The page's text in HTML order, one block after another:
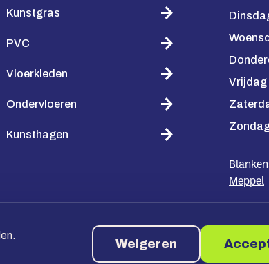
Kunstgras
PVC
Vloerkleden
Ondervloeren
Kunsthagen
Vrijdag
Meppel
Weigeren